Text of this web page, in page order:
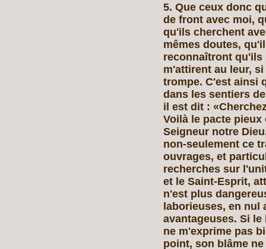
5. Que ceux donc
de front avec moi,
qu'ils cherchent
mêmes doutes,
reconnaîtront qu'ils
m'attirent au leur,
trompe. C'est ainsi
dans les sentiers
il est dit :
Voilà le pacte
Seigneur notre
non‑seulement ce
ouvrages, et
recherches sur
et le Saint‑Esprit,
n'est plus
laborieuses, en nul
avantageuses. Si
ne m'exprime pas
point, son blâme